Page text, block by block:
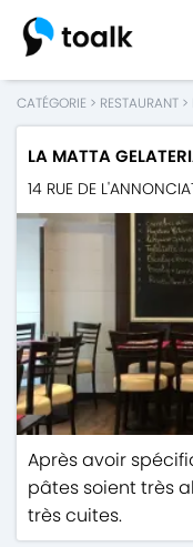
CATÉGORIE > RESTAURANT >
LA MATTA
14 RUE DE
Après avoir
pâtes soient très
très cuites.